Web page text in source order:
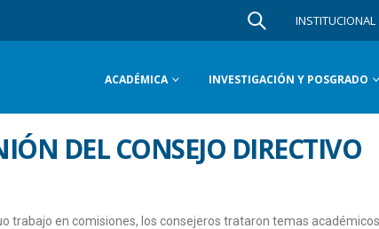
INSTITUCIONAL
ACADÉMICA INVESTIGACIÓN Y POSGRADO
DEL CONSEJO DIRECTIVO
trabajo en comisiones, los consejeros trataron temas